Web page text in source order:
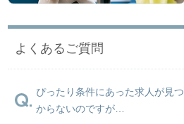
よくあるご質問
ぴったり条件にあった求人が見つ
からないのですが…